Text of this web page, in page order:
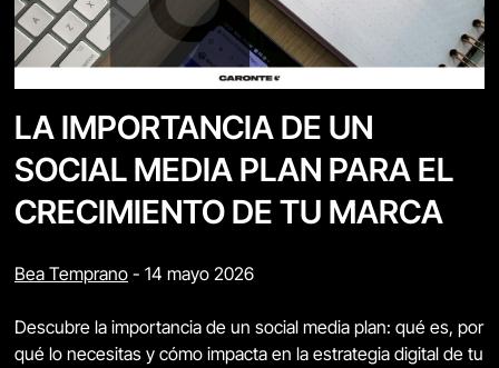
LA IMPORTANCIA DE UN
SOCIAL MEDIA PLAN PARA EL
CRECIMIENTO DE TU MARCA
Bea Temprano - 14 mayo 2026
Descubre la importancia de un social media plan: qué es, por
qué lo necesitas y cómo impacta en la estrategia digital de tu